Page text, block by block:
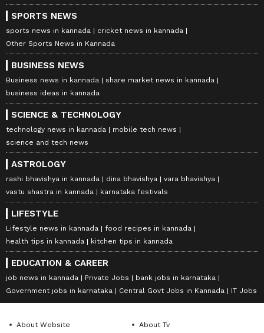
SPORTS NEWS
sports news in kannada
cricket news in kannada
Other Sports News in Kannada
BUSINESS NEWS
Business news in kannada
share market news in kannada
business ideas in kannada
SCIENCE & TECHNOLOGY
technology news in kannada
mobile tech news
science and tech news
ASTROLOGY
rashi bhavishya in kannada dina bhavishya
vara bhavishya
vastu shastra in kannada
karnataka festivals
LIFESTYLE
Lifestyle news in kannada
food recipes in kannada
health tips in kannada
kitchen tips in kannada
EDUCATION & CAREER
job news in kannada Private Jobs
bank jobs in karnataka
Government jobs in karnataka
Central Govt Jobs in Kannada IT Jobs
About Website About Tv